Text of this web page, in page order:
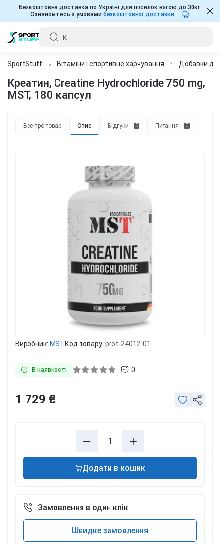
Безкоштовна доставка по Україні для посилок вагою до 30кг.
Ознайомтесь з умовами безкоштовної доставки.
SportStuff Вітаміни і спортивне харчування Добавки
Креатин, Creatine Hydrochloride 750 mg,
MST, 180 капсул
Все про товар Опис Відгуки 0 Питання 0
Виробник: MSTКод товару: prot-24012-01
В наявності 0
1 729 ₴
Додати в кошик
Замовлення в один клік
Швидке замовлення